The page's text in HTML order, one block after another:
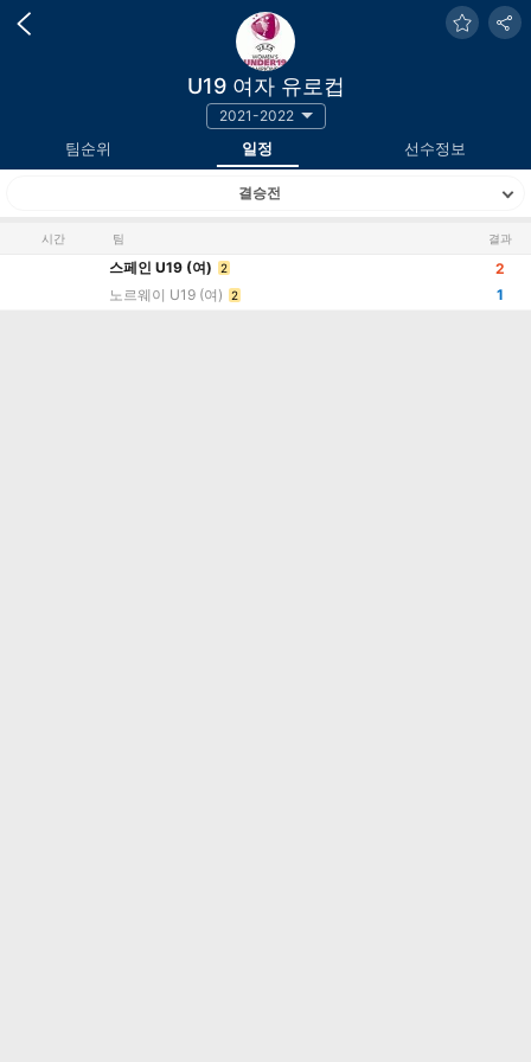
U19 여자 유로컵
2021-2022
팀순위 일정 선수정보
결승전
시간 팀 결과
스페인 U19 (여) 2
노르웨이 U19 (여) 2
2
1